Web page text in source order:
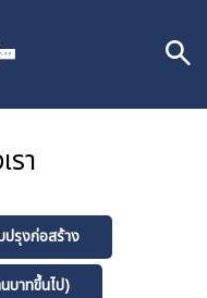
รา
ปรุงก่อสร้าง
บาทขึ้นไป)